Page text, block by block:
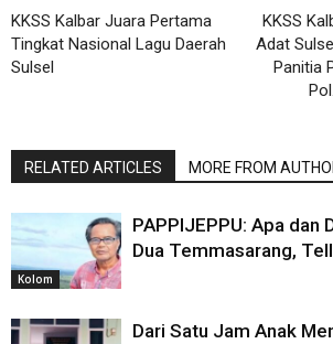
KKSS Kalbar Juara Pertama
Tingkat Nasional Lagu Daerah
Sulsel
KKSS
Adat
Panitia
RELATED ARTICLES MORE FROM
Kolom
PAPPIJEPPU: Apa dan
Dua Temmasarang,
Dari Satu Jam Anak